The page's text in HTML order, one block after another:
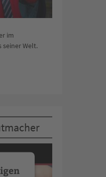
im
seiner Welt.